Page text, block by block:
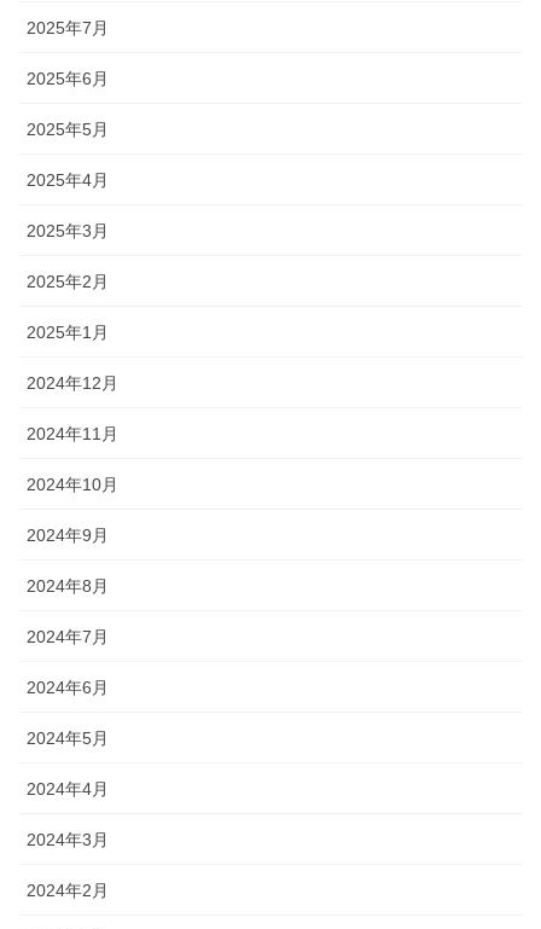
2025年7月
2025年6月
2025年5月
2025年4月
2025年3月
2025年2月
2025年1月
2024年12月
2024年11月
2024年10月
2024年9月
2024年8月
2024年7月
2024年6月
2024年5月
2024年4月
2024年3月
2024年2月